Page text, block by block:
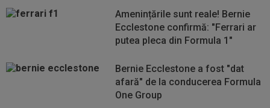
Amenințările sunt reale! Bernie
Ecclestone confirmă: "Ferrari ar
putea pleca din Formula 1"
Bernie Ecclestone a fost "dat
afară" de la conducerea Formula
One Group